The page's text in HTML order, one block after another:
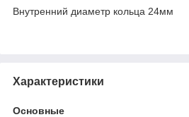
Внутренний диаметр кольца 24мм
Характеристики
Основные